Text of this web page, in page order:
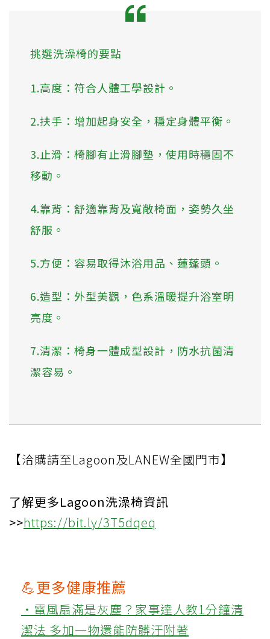
挑選洗澡椅的要點
1.高度：符合人體工學設計。
2.扶手：增加起身安全，穩定身體平衡。
3.止滑：椅腳有止滑腳墊，使用時穩固不
移動。
4.靠背：舒適靠背及寬敞椅面，姿勢久坐
舒服。
5.方便：容易取得沐浴用品、蓮蓬頭。
6.造型：外型美觀，色系溫暖提升浴室明
亮度。
7.清潔：椅身一體成型設計，防水抗菌清
潔容易。
【洽購請至Lagoon及LANEW全國門市】
了解更多Lagoon洗澡椅資訊
>>https://bit.ly/3T5dqeq
💪更多健康推薦
‧電風扇滿是灰塵？家事達人教1分鐘清
潔法 多加一物還能防髒汙附著